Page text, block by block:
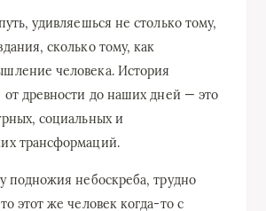
удивляешься не столько тому,
сколько тому, как
человека. История
от древности до наших дней — это
социальных и
трансформаций.
подножия небоскреба, трудно
этот же человек когда-то с